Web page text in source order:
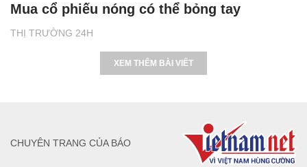
THỊ TRƯỜNG 24H
Mua cổ phiếu nóng có thể bỏng tay
XEM THÊM BÀI VIÊT
CHUYÊN TRANG CỦA BÁO